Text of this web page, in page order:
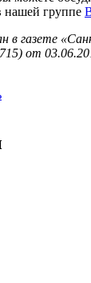
нашей группе
в газете
от